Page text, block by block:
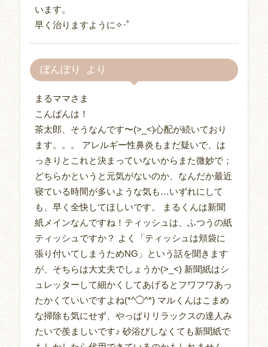
います。
早く治りますように✧‧˚
ぼんぼり
まるママさま
こんばんは！
茶太郎、そうなんです〜(>_<)心配が続いており
ます。。。 アレルギー性鼻炎もまだ疑いで、は
っきりとこれと決まっていないからまた微妙で；
どちらかというと元気がないのか、なんだか最近
寝ている時間が多いような気も…いずれにして
も、早く全快してほしいです。 まるくんは新聞
紙メインなんですね！ティッシュは、ふつうの紙
ティッシュですか？ よく「ティッシュは頬袋に
張り付いてしまうためNG」という話を聞きます
が、そちらは大丈夫でしょうか(>_<) 新聞紙はシ
ュレッターして細かくしてあげるとフワフワあっ
たかくていいですよね(*^◯^*) マルくんはこまめ
な掃除も気にせず、やっぱりリラックスの達人み
たいで羨ましいです♪ 砂浴びしなくても新聞紙で